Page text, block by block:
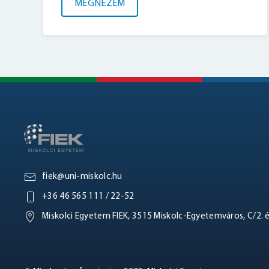
MEGNÉZEM
fiek@uni-miskolc.hu
+36 46 565 111 / 22-52
Miskolci Egyetem FIEK, 3515 Miskolc-Egyetemváros, C/2.